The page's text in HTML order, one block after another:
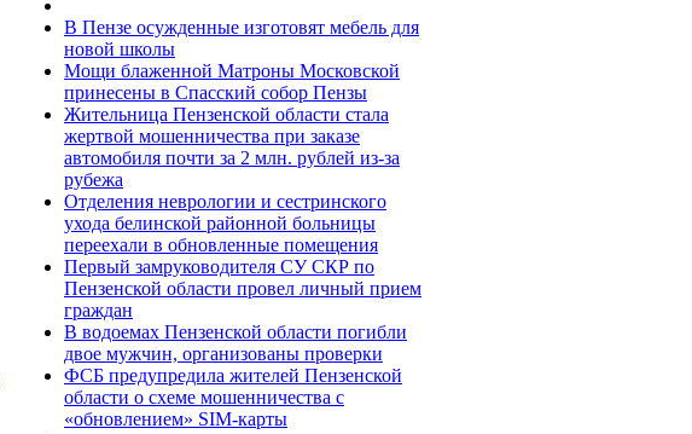
В Пензе осужденные изготовят мебель для
новой школы
Мощи блаженной Матроны Московской
принесены в Спасский собор Пензы
Жительница Пензенской области стала
жертвой мошенничества при заказе
автомобиля почти за 2 млн. рублей из-за
рубежа
Отделения неврологии и сестринского
ухода белинской районной больницы
переехали в обновленные помещения
Первый замруководителя СУ СКР по
Пензенской области провел личный прием
граждан
В водоемах Пензенской области погибли
двое мужчин, организованы проверки
ФСБ предупредила жителей Пензенской
области о схеме мошенничества c
«обновлением» SIM-карты